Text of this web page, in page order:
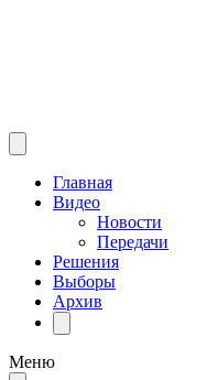
Главная
Видео
Новости
Передачи
Решения
Выборы
Архив
Меню